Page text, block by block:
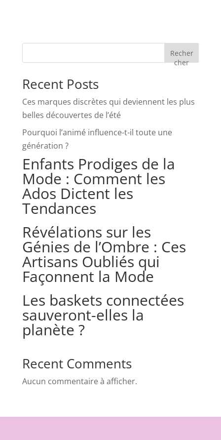
Recher
cher
Recent Posts
Ces marques discrètes qui deviennent les plus
belles découvertes de l’été
Pourquoi l’animé influence-t-il toute une
génération ?
Enfants Prodiges de la
Mode : Comment les
Ados Dictent les
Tendances
Révélations sur les
Génies de l’Ombre : Ces
Artisans Oubliés qui
Façonnent la Mode
Les baskets connectées
sauveront-elles la
planète ?
Recent Comments
Aucun commentaire à afficher.